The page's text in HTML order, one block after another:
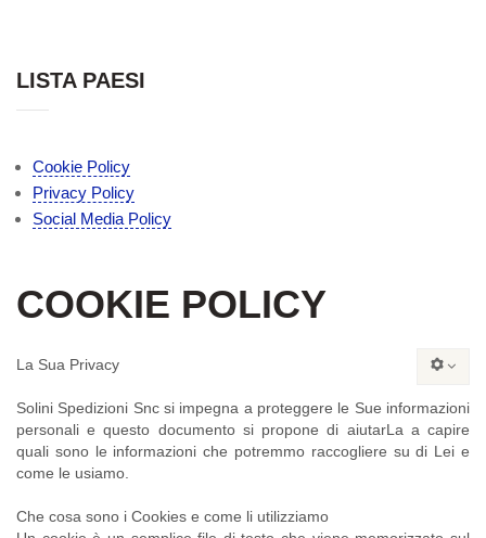
LISTA PAESI
Cookie Policy
Privacy Policy
Social Media Policy
COOKIE POLICY
La Sua Privacy
Solini Spedizioni Snc si impegna a proteggere le Sue informazioni
personali e questo documento si propone di aiutarLa a capire
quali sono le informazioni che potremmo raccogliere su di Lei e
come le usiamo.
Che cosa sono i Cookies e come li utilizziamo